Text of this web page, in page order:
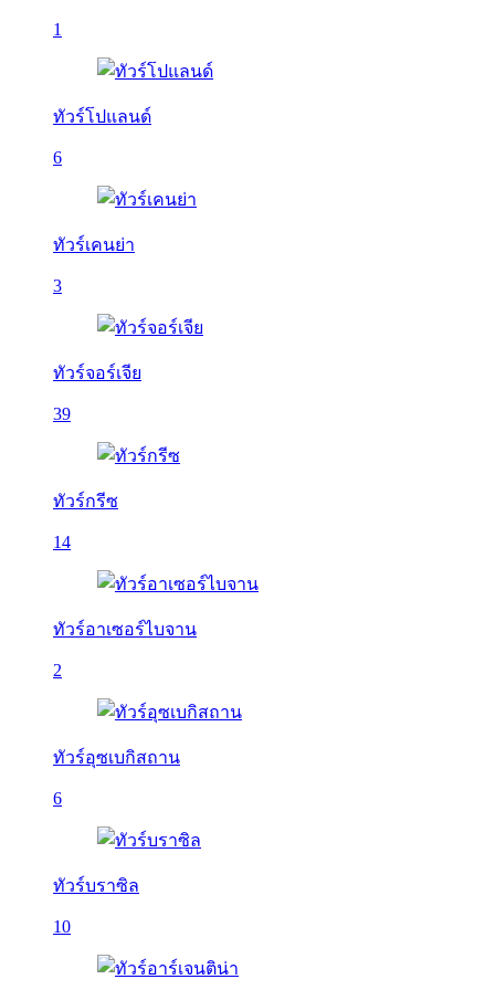
1
ทัวร์โปแลนด์
6
ทัวร์เคนย่า
3
ทัวร์จอร์เจีย
39
ทัวร์กรีซ
14
ทัวร์อาเซอร์ไบจาน
2
ทัวร์อุซเบกิสถาน
6
ทัวร์บราซิล
10